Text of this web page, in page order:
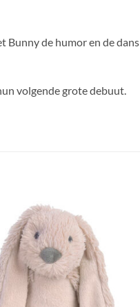
Bunny de humor en de dans
volgende grote debuut.